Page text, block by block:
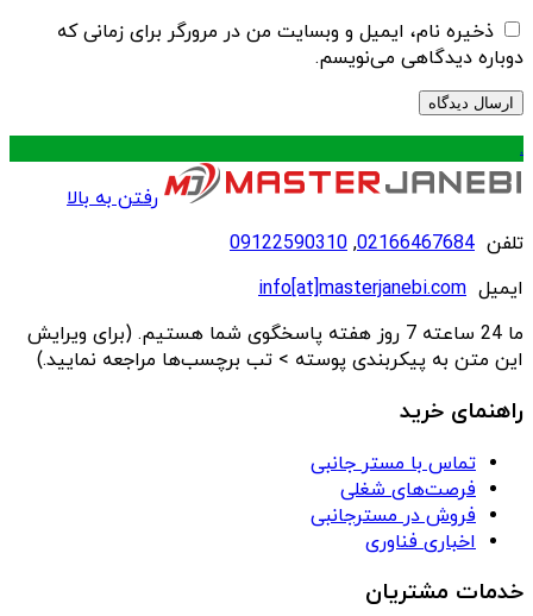
ذخیره نام، ایمیل و وبسایت من در مرورگر برای زمانی که
دوباره دیدگاهی می‌نویسم.
.
رفتن به بالا
تلفن 02166467684
,
09122590310
ایمیل info[at]masterjanebi.com
ما 24 ساعته 7 روز هفته پاسخگوی شما هستیم. (برای ویرایش
این متن به پیکربندی پوسته > تب برچسب‌ها مراجعه نمایید.)
راهنمای خرید
تماس با مستر جانبی
فرصت‌های شغلی
فروش در مسترجانبی
اخباری فناوری
خدمات مشتریان